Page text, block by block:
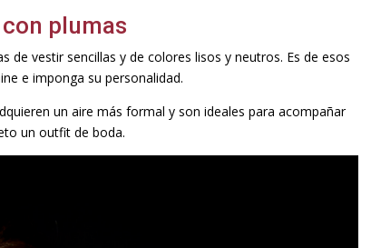
plumas
de vestir sencillas y de colores lisos y neutros. Es de esos
e imponga su personalidad.
un aire más formal y son ideales para acompañar
un outfit de boda.